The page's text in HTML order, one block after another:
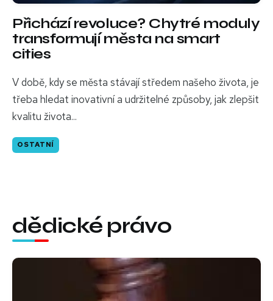
Přichází revoluce? Chytré moduly
transformují města na smart
cities
V době, kdy se města stávají středem našeho života, je
třeba hledat inovativní a udržitelné způsoby, jak zlepšit
kvalitu života...
OSTATNÍ
dědické právo